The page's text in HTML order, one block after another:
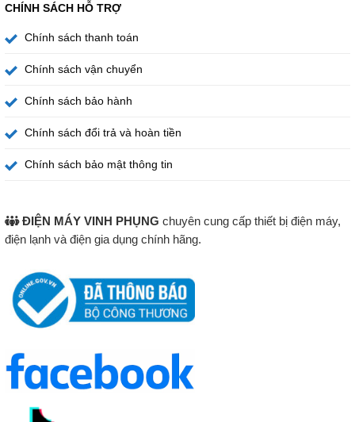
CHÍNH SÁCH HỖ TRỢ
Chính sách thanh toán
Chính sách vận chuyển
Chính sách bảo hành
Chính sách đổi trả và hoàn tiền
Chính sách bảo mật thông tin
ĐIỆN MÁY VINH PHỤNG chuyên cung cấp thiết bị điện máy,
điện lạnh và điện gia dụng chính hãng.